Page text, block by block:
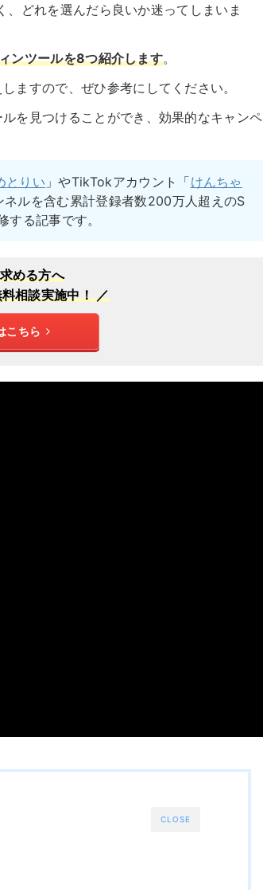
どれを選んだら良いか迷ってしまいま
ンツールを8つ紹介します。
ますので、ぜひ参考にしてください。
を見つけることができ、効果的なキャンペ
とりい 」やTikTokアカウント「けんちゃ
ネルを含む累計登録者数200万人超えのS
る記事です。
める方へ
相談実施中！ ／
こちら
CLOSE